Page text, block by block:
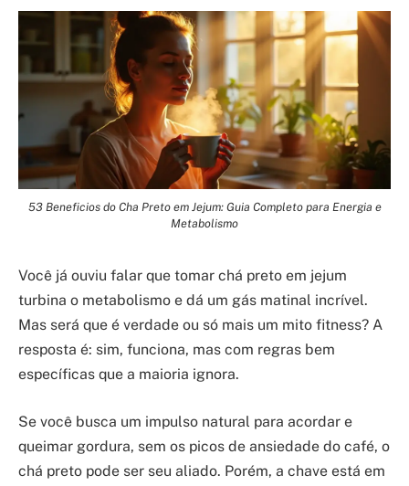
53 Beneficios do Cha Preto em Jejum: Guia Completo para Energia e
Metabolismo
Você já ouviu falar que tomar chá preto em jejum
turbina o metabolismo e dá um gás matinal incrível.
Mas será que é verdade ou só mais um mito fitness? A
resposta é: sim, funciona, mas com regras bem
específicas que a maioria ignora.
Se você busca um impulso natural para acordar e
queimar gordura, sem os picos de ansiedade do café, o
chá preto pode ser seu aliado. Porém, a chave está em